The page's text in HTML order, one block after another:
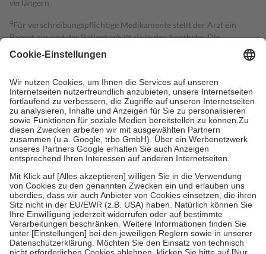
verlängern.
4Für verschreibungspflichtige Medikamente stellt der Arzt ein
Rezept aus und der Patient erhält sie in der Apotheke. Die
gesetzliche Krankenversicherung übernimmt in der Regel die
Kosten dafür, der Versicherte trägt einen Teil davon als Zuzahlung
Grundsätzlich leisten Mitglieder Zuzahlungen in Höhe von zehn
Prozent des Abgabepreises,mindestens jedochfünf Euround
höchstens zehn Euro.Es sind jedoch nie mehr als die tatsächlichen
Kosten der Leistung zu entrichten.
Diese Regeln gelten grundsätzlich auch für Online-Apotheken.
Bei Heilmitteln und häuslicher Krankenpflege beträgt die
Zuzahlung zehn Prozent der Kosten sowie zehn Euro je
Verordnung.
Um das Engagement der Versicherten für ihre eigene Gesundheit zu
stärken und die besondere Stellung der Familie zu unterstützen,
fallenkeine Zuzahlungenan bei:
• Kindern und Jugendlichen bis zum vollendeten 18. Lebensjahr
mit Ausnahme der Fahrkosten
• Untersuchungen zur Vorsorge und Früherkennung, die von der